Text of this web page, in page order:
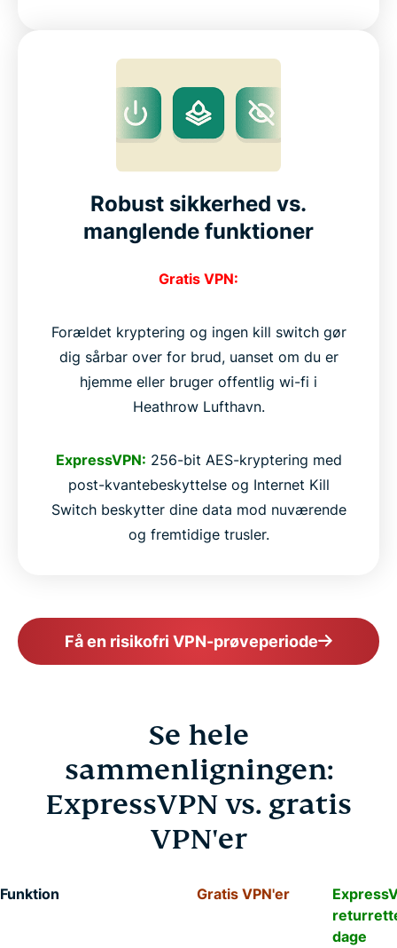
Robust sikkerhed vs.
manglende funktioner
Gratis VPN:
Forældet kryptering og ingen kill switch gør
dig sårbar over for brud, uanset om du er
hjemme eller bruger offentlig wi-fi i
Heathrow Lufthavn.
ExpressVPN: 256-bit AES-kryptering med
post-kvantebeskyttelse og Internet Kill
Switch beskytter dine data mod nuværende
og fremtidige trusler.
Få en risikofri VPN-prøveperiode
Se hele
sammenligningen:
ExpressVPN vs. gratis
VPN'er
Funktion Gratis VPN'er
dage